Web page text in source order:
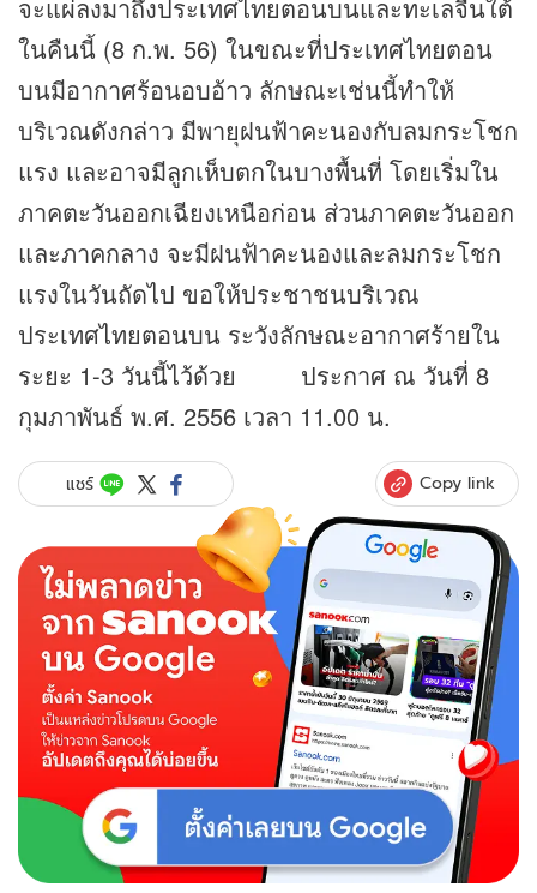
จะแผ่ลงมาถึงประเทศไทยตอนบนและทะเลจีนใต้
ในคืนนี้ (8 ก.พ. 56) ในขณะที่ประเทศไทยตอน
บนมีอากาศร้อนอบอ้าว ลักษณะเช่นนี้ทำให้
บริเวณดังกล่าว มีพายุฝนฟ้าคะนองกับลมกระโชก
แรง และอาจมีลูกเห็บตกในบางพื้นที่ โดยเริ่มใน
ภาคตะวันออกเฉียงเหนือก่อน ส่วนภาคตะวันออก
และภาคกลาง จะมีฝนฟ้าคะนองและลมกระโชก
แรงในวันถัดไป ขอให้ประชาชนบริเวณ
ประเทศไทยตอนบน ระวังลักษณะอากาศร้ายใน
ระยะ 1-3 วันนี้ไว้ด้วย ประกาศ ณ วันที่ 8
กุมภาพันธ์ พ.ศ. 2556 เวลา 11.00 น.
แชร์ Copy link